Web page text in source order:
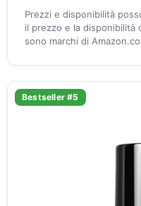
Prezzi e disponibilità
il prezzo e la disponibilità
sono marchi di
Bestseller #5